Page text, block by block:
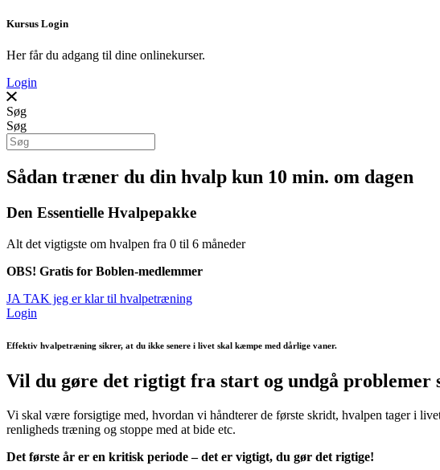
Kursus Login
Her får du adgang til dine onlinekurser.
Login
Søg
Søg
Sådan træner du din hvalp kun 10 min. om dagen
Den Essentielle Hvalpepakke
Alt det vigtigste om hvalpen fra 0 til 6 måneder
OBS! Gratis for Boblen-medlemmer
JA TAK jeg er klar til hvalpetræning
Login
Effektiv hvalpetræning sikrer, at du ikke senere i livet skal kæmpe med dårlige vaner.
Vil du gøre det rigtigt fra start og undgå problemer
Vi skal være forsigtige med, hvordan vi håndterer de første skridt, hvalpen tager i
renligheds træning og stoppe med at bide etc.
Det første år er en kritisk periode – det er vigtigt, du gør det rigtige!